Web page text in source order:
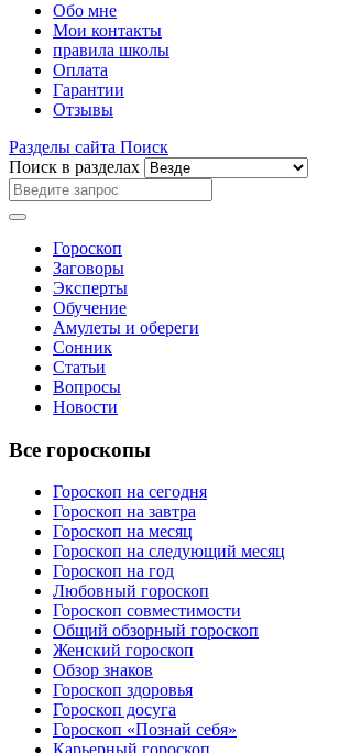
Обо мне
Мои контакты
правила школы
Оплата
Гарантии
Отзывы
Разделы сайта Поиск
Поиск в разделах
Гороскоп
Заговоры
Эксперты
Обучение
Амулеты и обереги
Сонник
Статьи
Вопросы
Новости
Все гороскопы
Гороскоп на сегодня
Гороскоп на завтра
Гороскоп на месяц
Гороскоп на следующий месяц
Гороскоп на год
Любовный гороскоп
Гороскоп совместимости
Общий обзорный гороскоп
Женский гороскоп
Обзор знаков
Гороскоп здоровья
Гороскоп досуга
Гороскоп «Познай себя»